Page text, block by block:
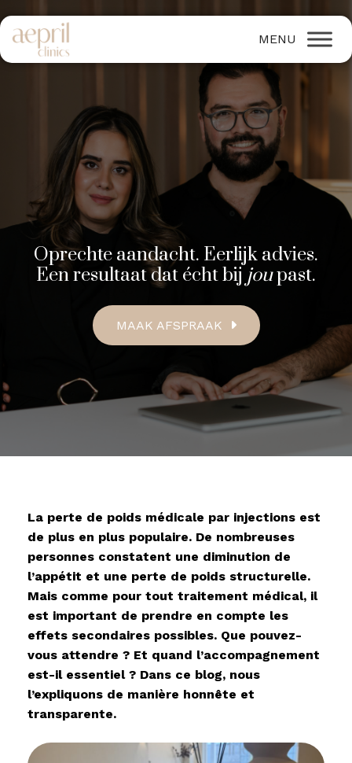
Oprechte aandacht. Eerlijk advies.
Een resultaat dat écht bij joupast.
MAAK AFSPRAAK
La perte de poids médicale par injections est
de plus en plus populaire. De nombreuses
personnes constatent une diminution de
l’appétit et une perte de poids structurelle.
Mais comme pour tout traitement médical, il
est important de prendre en compte les
effets secondaires possibles. Que pouvez-
vous attendre ? Et quand l’accompagnement
est-il essentiel ? Dans ce blog, nous
l’expliquons de manière honnête et
transparente.